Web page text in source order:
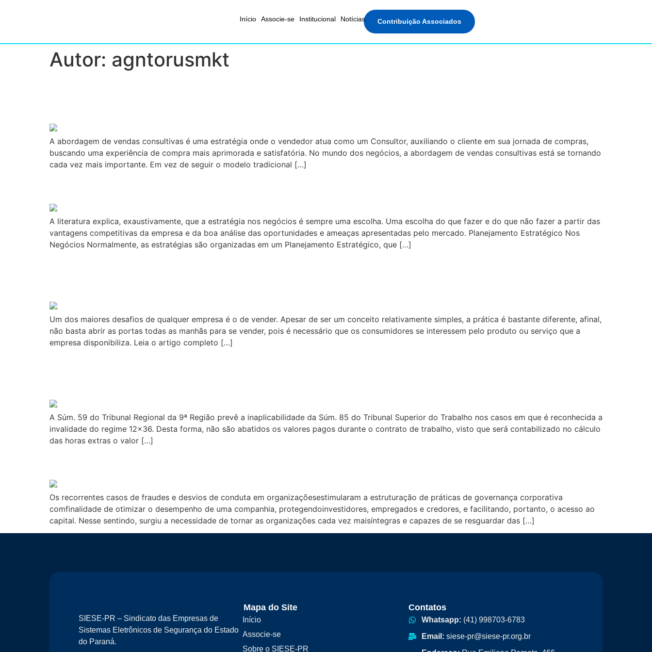
Início Associe-se Institucional Notícias Contribuição Associados
Autor: agntorusmkt
A abordagem de vendas consultivas é uma estratégia onde o vendedor atua como um Consultor, auxiliando o cliente em sua jornada de compras,
buscando uma experiência de compra mais aprimorada e satisfatória. No mundo dos negócios, a abordagem de vendas consultivas está se tornando
cada vez mais importante. Em vez de seguir o modelo tradicional […]
A literatura explica, exaustivamente, que a estratégia nos negócios é sempre uma escolha. Uma escolha do que fazer e do que não fazer a partir das
vantagens competitivas da empresa e da boa análise das oportunidades e ameaças apresentadas pelo mercado. Planejamento Estratégico Nos
Negócios Normalmente, as estratégias são organizadas em um Planejamento Estratégico, que […]
Um dos maiores desafios de qualquer empresa é o de vender. Apesar de ser um conceito relativamente simples, a prática é bastante diferente, afinal,
não basta abrir as portas todas as manhãs para se vender, pois é necessário que os consumidores se interessem pelo produto ou serviço que a
empresa disponibiliza. Leia o artigo completo […]
A Súm. 59 do Tribunal Regional da 9ª Região prevê a inaplicabilidade da Súm. 85 do Tribunal Superior do Trabalho nos casos em que é reconhecida a
invalidade do regime 12×36. Desta forma, não são abatidos os valores pagos durante o contrato de trabalho, visto que será contabilizado no cálculo
das horas extras o valor […]
Os recorrentes casos de fraudes e desvios de conduta em organizaçõesestimularam a estruturação de práticas de governança corporativa
comfinalidade de otimizar o desempenho de uma companhia, protegendoinvestidores, empregados e credores, e facilitando, portanto, o acesso ao
capital. Nesse sentindo, surgiu a necessidade de tornar as organizações cada vez maisíntegras e capazes de se resguardar das […]
SIESE-PR – Sindicato das Empresas de
Sistemas Eletrônicos de Segurança do Estado
do Paraná.
Mapa do Site
Início
Associe-se
Sobre o SIESE-PR
Contatos
Whatsapp: (41) 998703-6783
Email: siese-pr@siese-pr.org.br